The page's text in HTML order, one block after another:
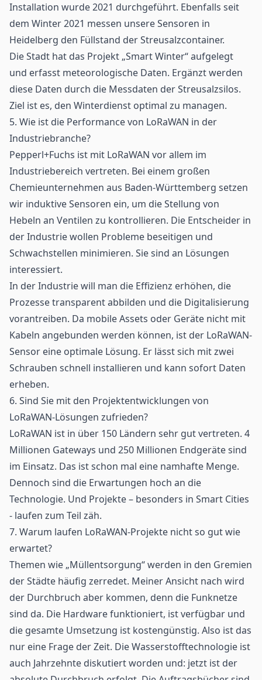
Installation wurde 2021 durchgeführt. Ebenfalls seit
dem Winter 2021 messen unsere Sensoren in
Heidelberg den Füllstand der Streusalzcontainer.
Die Stadt hat das Projekt „Smart Winter“ aufgelegt
und erfasst meteorologische Daten. Ergänzt werden
diese Daten durch die Messdaten der Streusalzsilos.
Ziel ist es, den Winterdienst optimal zu managen.
5. Wie ist die Performance von LoRaWAN in der
Industriebranche?
Pepperl+Fuchs ist mit LoRaWAN vor allem im
Industriebereich vertreten. Bei einem großen
Chemieunternehmen aus Baden-Württemberg setzen
wir induktive Sensoren ein, um die Stellung von
Hebeln an Ventilen zu kontrollieren. Die Entscheider in
der Industrie wollen Probleme beseitigen und
Schwachstellen minimieren. Sie sind an Lösungen
interessiert.
In der Industrie will man die Effizienz erhöhen, die
Prozesse transparent abbilden und die Digitalisierung
vorantreiben. Da mobile Assets oder Geräte nicht mit
Kabeln angebunden werden können, ist der LoRaWAN-
Sensor eine optimale Lösung. Er lässt sich mit zwei
Schrauben schnell installieren und kann sofort Daten
erheben.
6. Sind Sie mit den Projektentwicklungen von
LoRaWAN-Lösungen zufrieden?
LoRaWAN ist in über 150 Ländern sehr gut vertreten. 4
Millionen Gateways und 250 Millionen Endgeräte sind
im Einsatz. Das ist schon mal eine namhafte Menge.
Dennoch sind die Erwartungen hoch an die
Technologie. Und Projekte – besonders in Smart Cities
- laufen zum Teil zäh.
7. Warum laufen LoRaWAN-Projekte nicht so gut wie
erwartet?
Themen wie „Müllentsorgung“ werden in den Gremien
der Städte häufig zerredet. Meiner Ansicht nach wird
der Durchbruch aber kommen, denn die Funknetze
sind da. Die Hardware funktioniert, ist verfügbar und
die gesamte Umsetzung ist kostengünstig. Also ist das
nur eine Frage der Zeit. Die Wasserstofftechnologie ist
auch Jahrzehnte diskutiert worden und: jetzt ist der